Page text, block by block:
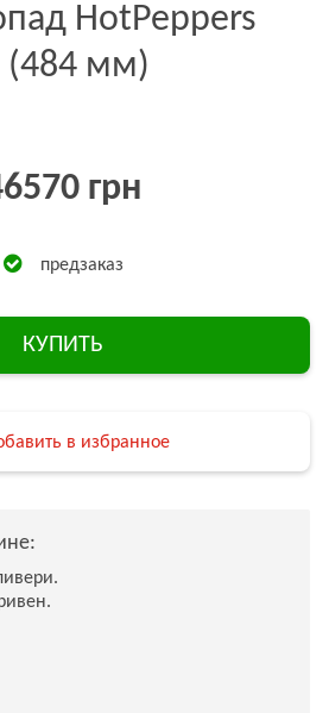
HotPeppers
(484 мм)
грн
предзаказ
КУПИТЬ
в избранное